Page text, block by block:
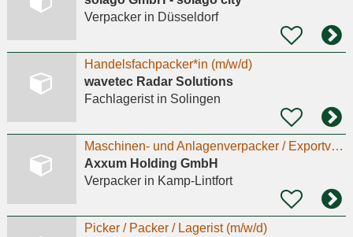
Verpackerin Düsseldorf
Handelsfachpacker*in (m/w/d)
wavetec Radar Solutions
Fachlageristin Solingen
Maschinen- und Anlagenverpacker / Exportverpacker (m/w/d)
Axxum Holding GmbH
Verpackerin Kamp-Lintfort
Picker / Packer / Lagerist (m/w/d)